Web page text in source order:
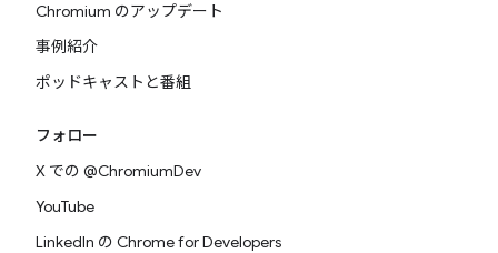
Chromium のアップデート
事例紹介
ポッドキャストと番組
フォロー
X での @ChromiumDev
YouTube
LinkedIn の Chrome for Developers